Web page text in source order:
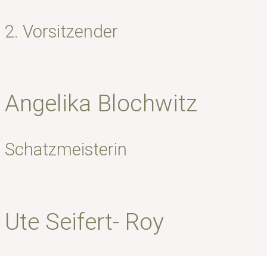
2. Vorsitzender
Angelika Blochwitz
Schatzmeisterin
Ute Seifert- Roy